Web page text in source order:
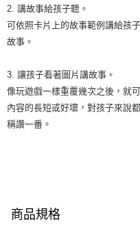
2. 講故事給孩子聽。
可依照卡片上的故事範例講給孩
故事。
3. 讓孩子看著圖片講故事。
像玩遊戲一樣重覆幾次之後，就
內容的長短或好壞，對孩子來說
稱讚一番。
商品規格